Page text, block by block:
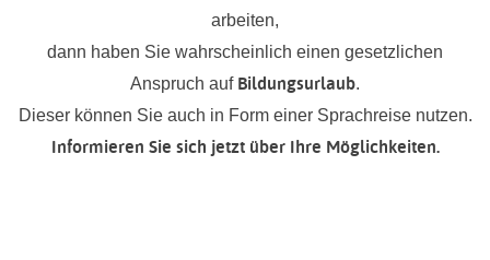
arbeiten,
dann haben Sie wahrscheinlich einen gesetzlichen
Anspruch auf Bildungsurlaub.
Dieser können Sie auch in Form einer Sprachreise nutzen.
Informieren Sie sich jetzt über Ihre Möglichkeiten.